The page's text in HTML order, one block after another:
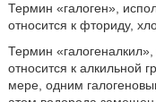
Термин «галоген»,
относится к фториду,
Термин
относится к алкильной
мере, одним